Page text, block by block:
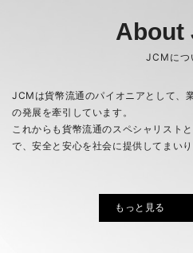
第73期定時株主総会招集ご通知及び株主
（245KB）
2026年07月23日
有価証券報告書
適時開示
2026年07月08日
その他
富士通フロンテック株式会社の事業一部
セレッソ大阪とのSDGsパートナー契約
About
JCMにつ
JCMは貨幣流通のパイオニアとして、
の発展を牽引しています。
これからも貨幣流通のスペシャリスト
で、安全と安心を社会に提供してまいり
もっと見る